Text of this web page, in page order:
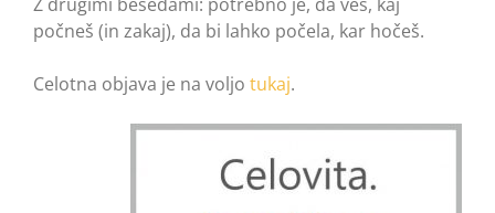
počneš (in zakaj), da bi lahko počela, kar hočeš.
Celotna objava je na voljo tukaj.